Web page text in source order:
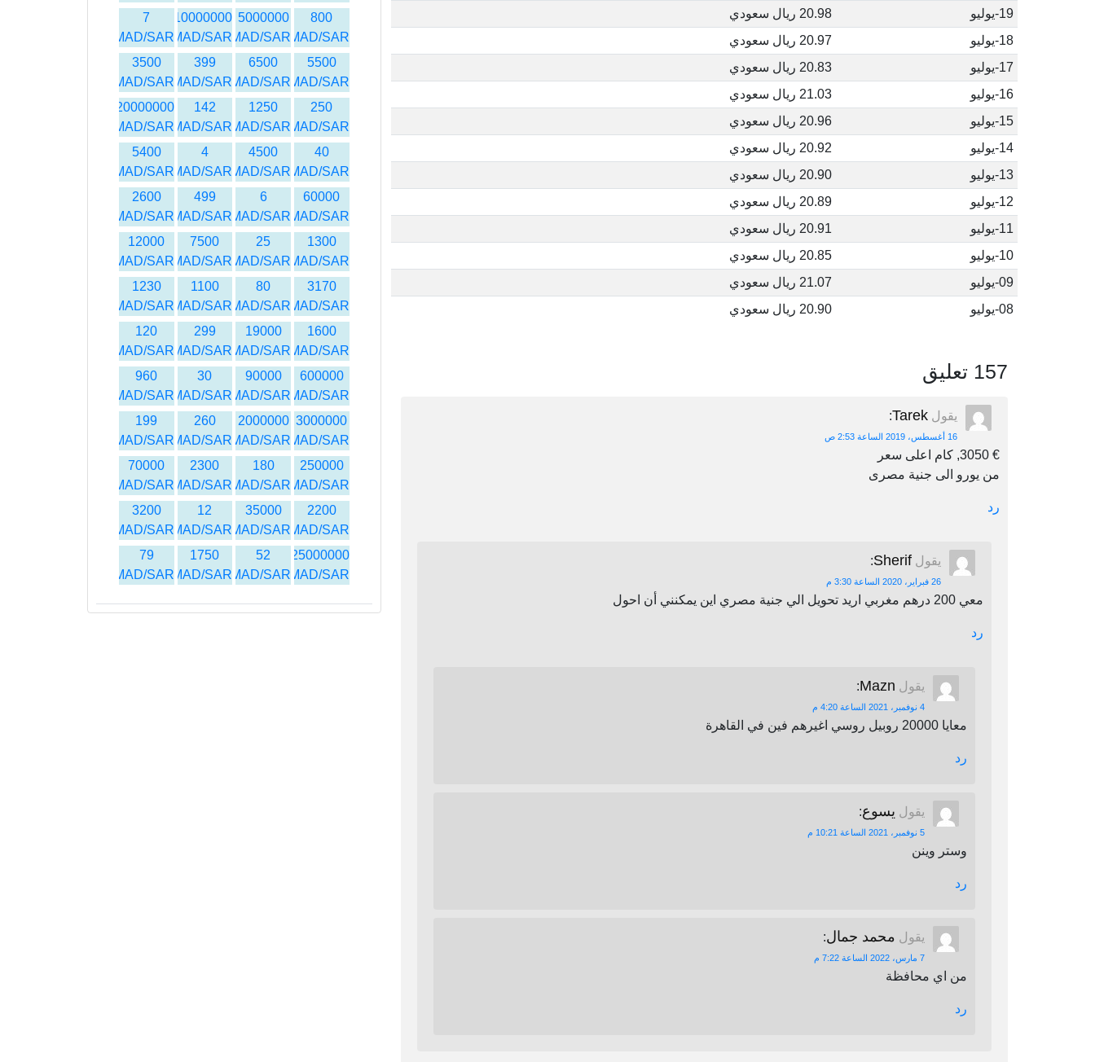
19-يوليو
20.98 ريال سعودي
18-يوليو
20.97 ريال سعودي
17-يوليو
20.83 ريال سعودي
16-يوليو
21.03 ريال سعودي
15-يوليو
20.96 ريال سعودي
14-يوليو
20.92 ريال سعودي
13-يوليو
20.90 ريال سعودي
12-يوليو
20.89 ريال سعودي
11-يوليو
20.91 ريال سعودي
10-يوليو
20.85 ريال سعودي
09-يوليو
21.07 ريال سعودي
08-يوليو
20.90 ريال سعودي
157 تعليق
يقول Tarek
:
16 أغسطس، 2019 الساعة 2:53 ص
€ 3050, كام اعلى سعر
من يورو الى جنية مصرى
رد
يقول Sherif
:
26 فبراير، 2020 الساعة 3:30 م
معي 200 درهم مغربي اريد تحويل الي جنية مصري اين يمكنني أن احول
رد
يقول Mazn
:
4 نوفمبر، 2021 الساعة 4:20 م
معايا 20000 روبيل روسي اغيرهم فين في القاهرة
رد
يقول يسوع:
5 نوفمبر، 2021 الساعة 10:21 م
وستر وينن
رد
يقول محمد جمال:
7 مارس، 2022 الساعة 7:22 م
من اي محافظة
رد
800
MAD/SAR
5000000
MAD/SAR
10000000
MAD/SAR
7
MAD/SAR
5500
MAD/SAR
6500
MAD/SAR
399
MAD/SAR
3500
MAD/SAR
250
MAD/SAR
1250
MAD/SAR
142
MAD/SAR
20000000
MAD/SAR
40
MAD/SAR
4500
MAD/SAR
4
MAD/SAR
5400
MAD/SAR
60000
MAD/SAR
6
MAD/SAR
499
MAD/SAR
2600
MAD/SAR
1300
MAD/SAR
25
MAD/SAR
7500
MAD/SAR
12000
MAD/SAR
3170
MAD/SAR
80
MAD/SAR
1100
MAD/SAR
1230
MAD/SAR
1600
MAD/SAR
19000
MAD/SAR
299
MAD/SAR
120
MAD/SAR
600000
MAD/SAR
90000
MAD/SAR
30
MAD/SAR
960
MAD/SAR
3000000
MAD/SAR
2000000
MAD/SAR
260
MAD/SAR
199
MAD/SAR
250000
MAD/SAR
180
MAD/SAR
2300
MAD/SAR
70000
MAD/SAR
2200
MAD/SAR
35000
MAD/SAR
12
MAD/SAR
3200
MAD/SAR
25000000
MAD/SAR
52
MAD/SAR
1750
MAD/SAR
79
MAD/SAR